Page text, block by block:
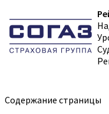
Содержание страницы